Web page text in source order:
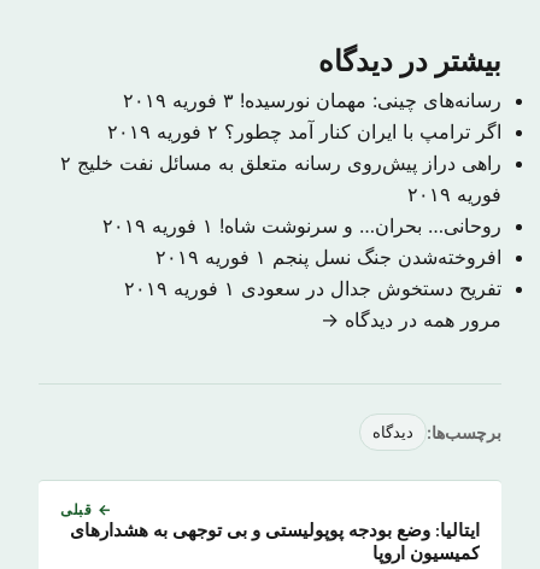
بیشتر در دیدگاه
رسانه‌های چینی: مهمان نورسیده! ۳ فوریه ۲۰۱۹
اگر ترامپ با ایران کنار آمد چطور؟ ۲ فوریه ۲۰۱۹
راهی دراز پیش‌روی رسانه متعلق به مسائل نفت خلیج ۲
فوریه ۲۰۱۹
روحانی… بحران… و سرنوشت شاه! ۱ فوریه ۲۰۱۹
افروخته‌شدن جنگ نسل پنجم ۱ فوریه ۲۰۱۹
تفریح دستخوش جدال در سعودی ۱ فوریه ۲۰۱۹
مرور همه در دیدگاه →
برچسب‌ها: دیدگاه
← قبلی
ایتالیا: وضع بودجه پوپولیستی و بی توجهی به هشدارهای
کمیسیون اروپا